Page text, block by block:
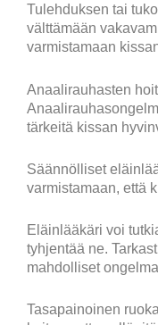
Tulehduksen tai
välttämään
varmistamaan
Anaalirauhasten
tärkeitä kissan
Säännölliset
varmistamaan, että
Eläinlääkäri voi
tyhjentää ne.
mahdolliset
Tasapainoinen